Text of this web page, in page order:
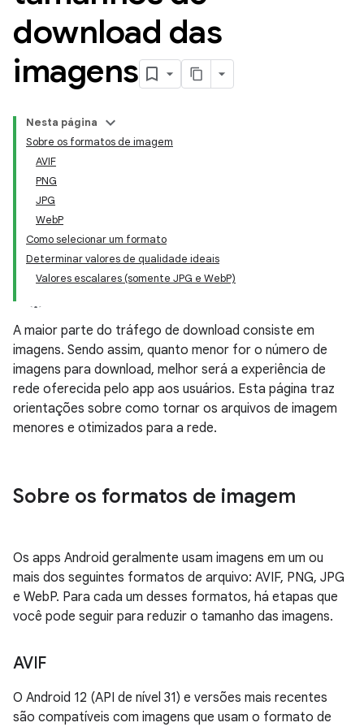
download das
imagens
Nesta página
Sobre os formatos de imagem
AVIF
PNG
JPG
WebP
Como selecionar um formato
Determinar valores de qualidade ideais
Valores escalares (somente JPG e WebP)
A maior parte do tráfego de download consiste em
imagens. Sendo assim, quanto menor for o número de
imagens para download, melhor será a experiência de
rede oferecida pelo app aos usuários. Esta página traz
orientações sobre como tornar os arquivos de imagem
menores e otimizados para a rede.
Sobre os formatos de imagem
Os apps Android geralmente usam imagens em um ou
mais dos seguintes formatos de arquivo: AVIF, PNG, JPG
e WebP. Para cada um desses formatos, há etapas que
você pode seguir para reduzir o tamanho das imagens.
AVIF
O Android 12 (API de nível 31) e versões mais recentes
são compatíveis com imagens que usam o formato de